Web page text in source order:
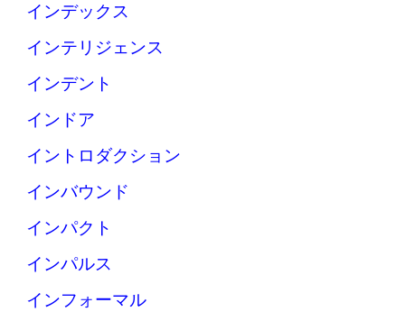
インデックス
インテリジェンス
インデント
インドア
イントロダクション
インバウンド
インパクト
インパルス
インフォーマル